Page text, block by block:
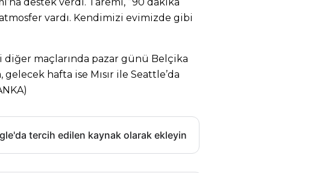
vardı. Kendimizi evimizde gibi
diğer maçlarında pazar günü Belçika
gelecek hafta ise Mısır ile Seattle’da
tercih edilen kaynak olarak ekleyin